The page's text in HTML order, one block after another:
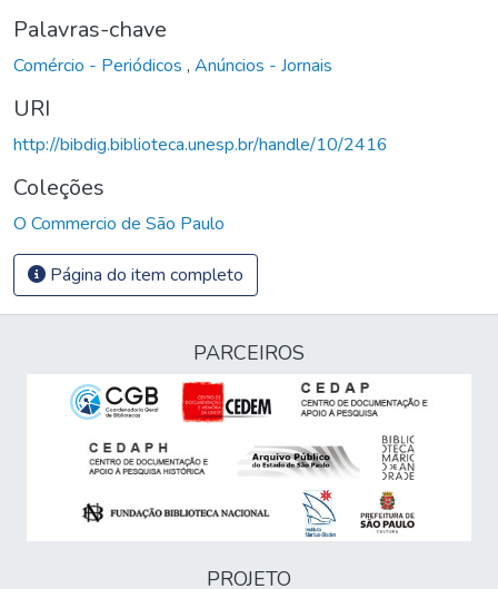
Palavras-chave
Comércio - Periódicos , Anúncios - Jornais
URI
http://bibdig.biblioteca.unesp.br/handle/10/2416
Coleções
O Commercio de São Paulo
Página do item completo
PARCEIROS
PROJETO